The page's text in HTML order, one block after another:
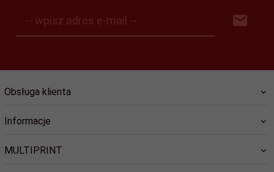
-- wpisz adres e-mail --
Obsługa klienta
Informacje
MULTIPRINT